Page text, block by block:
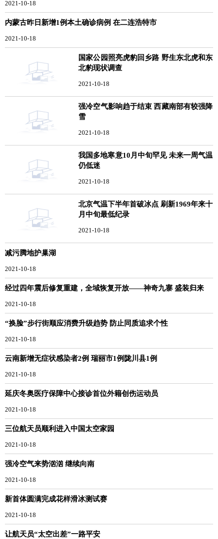
2021-10-18
内蒙古昨日新增1例本土确诊病例 在二连浩特市
2021-10-18
国家公园照亮虎豹回乡路 野生东北虎和东
北豹现状调查
2021-10-18
强冷空气影响趋于结束 西藏南部有较强降
雪
2021-10-18
我国多地寒意10月中旬罕见 未来一周气温
仍低迷
2021-10-18
北京气温下半年首破冰点 刷新1969年来十
月中旬最低纪录
2021-10-18
减污腾地护巢湖
2021-10-18
经过四年震后修复重建，全域恢复开放——神奇九寨 盛装归来
2021-10-18
“换脸”步行街顺应消费升级趋势 防止同质追求个性
2021-10-18
云南新增无症状感染者2例 瑞丽市1例陇川县1例
2021-10-18
延庆冬奥医疗保障中心接诊首位外籍创伤运动员
2021-10-18
三位航天员顺利进入中国太空家园
2021-10-18
强冷空气来势汹汹 继续向南
2021-10-18
新首体圆满完成花样滑冰测试赛
2021-10-18
让航天员“太空出差”一路平安